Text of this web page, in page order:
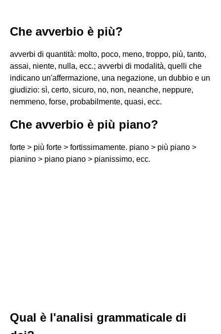
Che avverbio è più?
avverbi di quantità: molto, poco, meno, troppo, più, tanto,
assai, niente, nulla, ecc.; avverbi di modalità, quelli che
indicano un'affermazione, una negazione, un dubbio e un
giudizio: sì, certo, sicuro, no, non, neanche, neppure,
nemmeno, forse, probabilmente, quasi, ecc.
Che avverbio è più piano?
forte > più forte > fortissimamente. piano > più piano >
pianino > piano piano > pianissimo, ecc.
Qual è l'analisi grammaticale di